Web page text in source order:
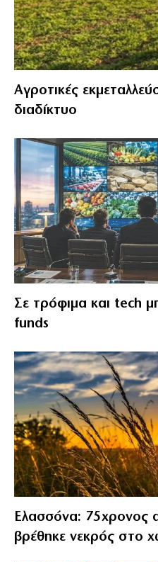
Αγροτικές
διαδίκτυο
Σε τρόφιμα και tech
funds
Ελασσόνα: 75χρονος
βρέθηκε νεκρός στο